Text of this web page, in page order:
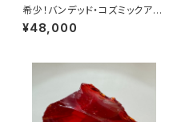
希少！バンデッド・コズミックアイ
ス ソフィアウィズダムハート/シ
エラ産アンダラクリスタル ICS
¥48,000